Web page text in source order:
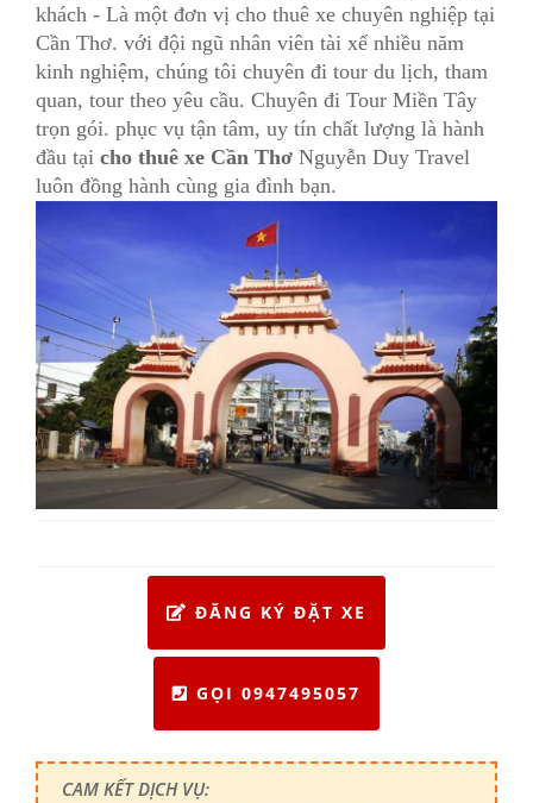
khách - Là một đơn vị cho thuê xe chuyên nghiệp tại
Cần Thơ. với đội ngũ nhân viên tài xế nhiều năm
kinh nghiệm, chúng tôi chuyên đi tour du lịch, tham
quan, tour theo yêu cầu. Chuyên đi Tour Miền Tây
trọn gói. phục vụ tận tâm, uy tín chất lượng là hành
đầu tại cho thuê xe Cần Thơ Nguyễn Duy Travel
luôn đồng hành cùng gia đình bạn.
ĐĂNG KÝ ĐẶT XE
GỌI 0947495057
CAM KẾT DỊCH VỤ: